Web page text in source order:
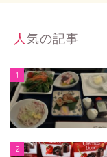
人気の記事
1
2